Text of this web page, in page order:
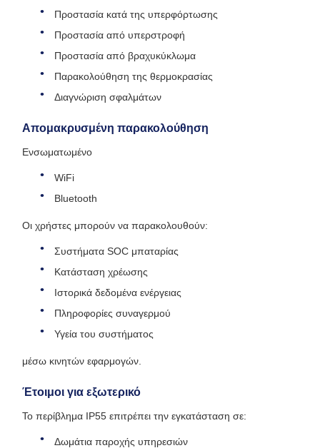
Προστασία κατά της υπερφόρτωσης
Προστασία από υπερστροφή
Προστασία από βραχυκύκλωμα
Παρακολούθηση της θερμοκρασίας
Διαγνώριση σφαλμάτων
Απομακρυσμένη παρακολούθηση
Ενσωματωμένο
WiFi
Bluetooth
Οι χρήστες μπορούν να παρακολουθούν:
Συστήματα SOC μπαταρίας
Κατάσταση χρέωσης
Ιστορικά δεδομένα ενέργειας
Πληροφορίες συναγερμού
Υγεία του συστήματος
μέσω κινητών εφαρμογών.
Έτοιμοι για εξωτερικό
Το περίβλημα IP55 επιτρέπει την εγκατάσταση σε:
Δωμάτια παροχής υπηρεσιών